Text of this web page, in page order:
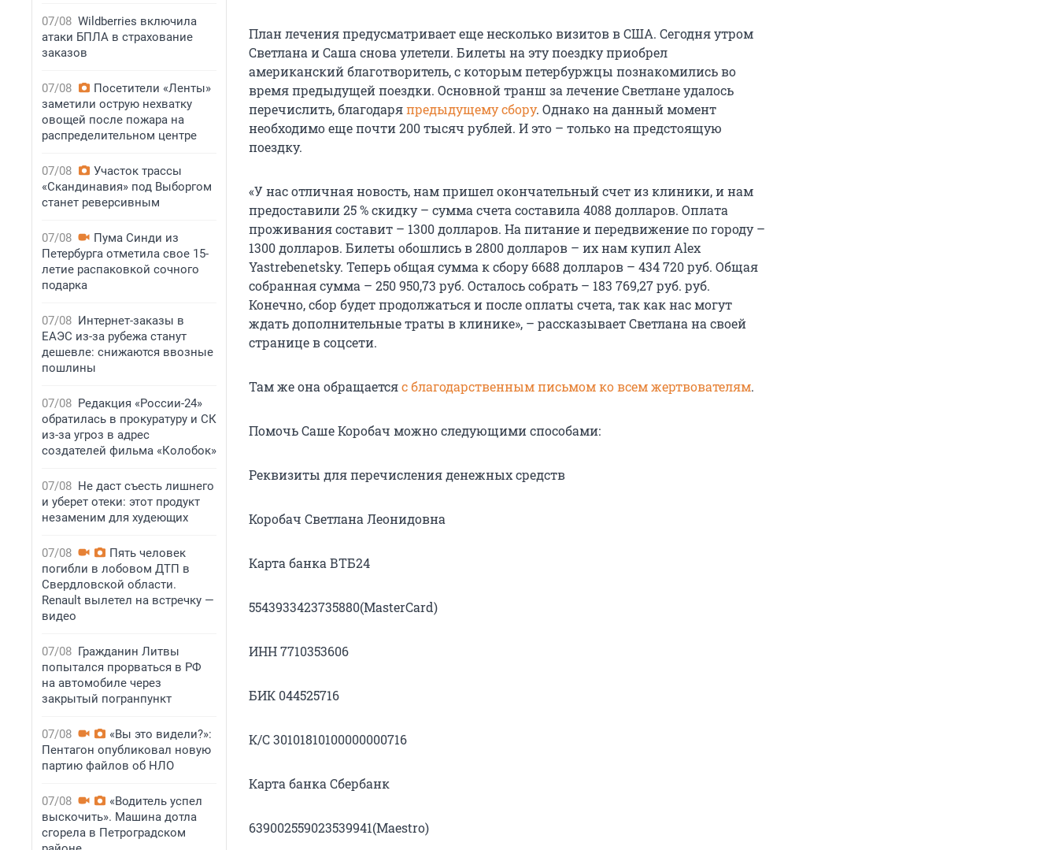
07/08 Wildberries включила
атаки БПЛА в страхование
заказов
07/08
Посетители «Ленты»
заметили острую нехватку
овощей после пожара на
распределительном центре
07/08
Участок трассы
«Скандинавия» под Выборгом
станет реверсивным
07/08
Пума Синди из
Петербурга отметила свое 15-
летие распаковкой сочного
подарка
07/08 Интернет-заказы в
ЕАЭС из-за рубежа станут
дешевле: снижаются ввозные
пошлины
07/08 Редакция «России-24»
обратилась в прокуратуру и СК
из-за угроз в адрес
создателей фильма «Колобок»
07/08 Не даст съесть лишнего
и уберет отеки: этот продукт
незаменим для худеющих
07/08
Пять человек
погибли в лобовом ДТП в
Свердловской области.
Renault вылетел на встречку —
видео
07/08 Гражданин Литвы
попытался прорваться в РФ
на автомобиле через
закрытый погранпункт
07/08
«Вы это видели?»:
Пентагон опубликовал новую
партию файлов об НЛО
07/08
«Водитель успел
выскочить». Машина дотла
сгорела в Петроградском
План лечения предусматривает еще несколько визитов в США. Сегодня утром
Светлана и Саша снова улетели. Билеты на эту поездку приобрел
американский благотворитель, с которым петербуржцы познакомились во
время предыдущей поездки. Основной транш за лечение Светлане удалось
перечислить, благодаряпредыдущему сбору. Однако на данный момент
необходимо еще почти 200 тысяч рублей. И это – только на предстоящую
поездку.
«У нас отличная новость, нам пришел окончательный счет из клиники, и нам
предоставили 25 % скидку – сумма счета составила 4088 долларов. Оплата
проживания составит – 1300 долларов. На питание и передвижение по городу –
1300 долларов. Билеты обошлись в 2800 долларов – их нам купил Alex
Yastrebenetsky. Теперь общая сумма к сбору 6688 долларов – 434 720 руб. Общая
собранная сумма – 250 950,73 руб. Осталось собрать – 183 769,27 руб. руб.
Конечно, сбор будет продолжаться и после оплаты счета, так как нас могут
ждать дополнительные траты в клинике», – рассказывает Светлана на своей
странице в соцсети.
Там же она обращаетсяс благодарственным письмом ко всем жертвователям.
Помочь Саше Коробач можно следующими способами:
Реквизиты для перечисления денежных средств
Коробач Светлана Леонидовна
Карта банка ВТБ24
5543933423735880(MasterCard)
ИНН 7710353606
БИК 044525716
К/С 30101810100000000716
Карта банка Сбербанк
639002559023539941(Maestro)